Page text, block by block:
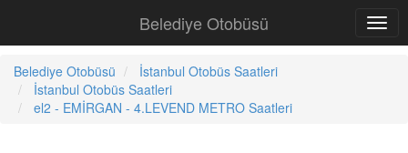
Belediye Otobüsü
Belediye Otobüsü
İstanbul Otobüs Saatleri
İstanbul Otobüs Saatleri
el2 - EMİRGAN - 4.LEVEND METRO Saatleri